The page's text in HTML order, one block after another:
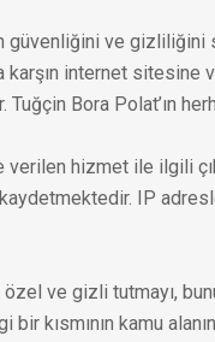
güvenliğini ve
internet
Bora Polat’ın
hizmet ile ilgili
IP
ve gizli tutmayı,
kısmının kamu